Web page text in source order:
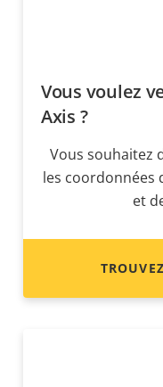
Vous voulez
Axis ?
Vous souhaitez
les coordonnées
et